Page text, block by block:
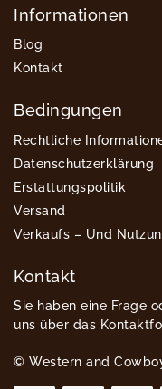
Informationen
Blog
Kontakt
Bedingungen
Rechtliche
Datenschutzerklärung
Erstattungspolitik
Versand
Verkaufs – Und
Kontakt
Sie haben eine Frage
uns über das
© Western and